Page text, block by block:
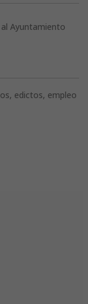
Ayuntamiento
edictos, empleo